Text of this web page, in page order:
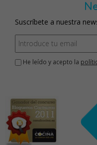
Suscríbete a nuestra
He leído y acepto la